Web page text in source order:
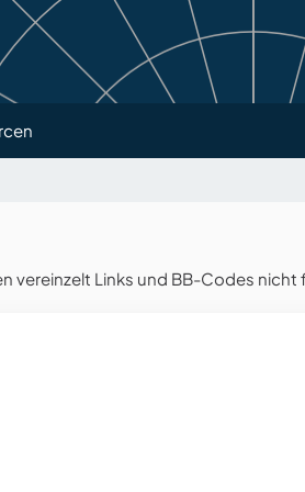
vereinzelt Links und BB-Codes